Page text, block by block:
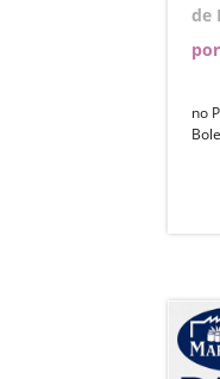
de
por
no